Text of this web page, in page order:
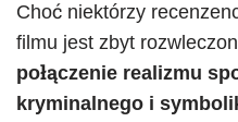
Choć niektórzy
filmu jest zbyt
połączenie realizmu
kryminalnego i